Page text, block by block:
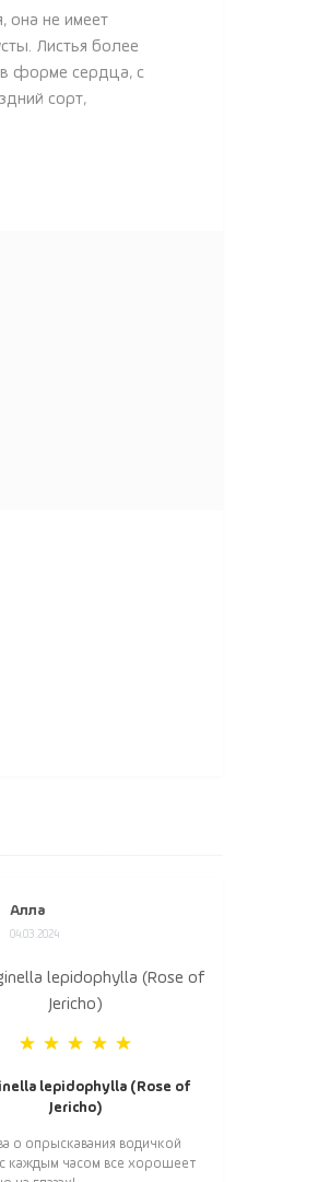
она не имеет
Листья более
в форме сердца, с
сорт,
Алла
04.03.2024
lepidophylla (Rose of
Jericho)
о опрыскавания водичкой
каждым часом все хорошеет